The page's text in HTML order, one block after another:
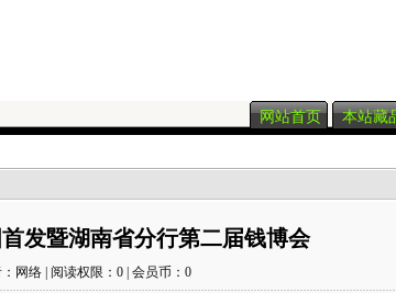
网站首页 本站藏
发暨湖南省分行第二届钱博会
网络 | 阅读权限：0 | 会员币：0